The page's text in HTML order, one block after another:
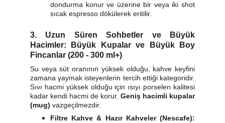
dondurma konur ve üzerine bir veya iki shot
sıcak espresso dökülerek eritilir.
3. Uzun Süren Sohbetler ve Büyük
Hacimler: Büyük Kupalar ve Büyük Boy
Fincanlar (200 - 300 ml+)
Su veya süt oranının yüksek olduğu, kahve keyfini
zamana yaymak isteyenlerin tercih ettiği kategoridir.
Sıvı hacmi yüksek olduğu için ısıyı porselen kalitesi
kadar kendi hacmi de korur. Geniş hacimli kupalar
(mug) vazgeçilmezdir.
Filtre Kahve & Hazır Kahveler (Nescafe):